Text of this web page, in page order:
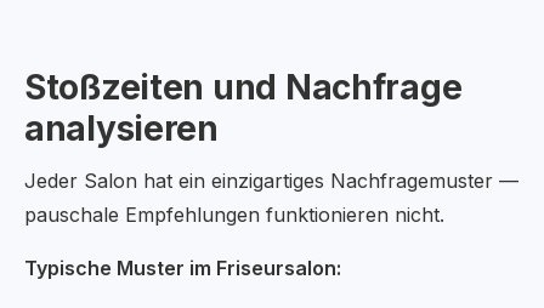
Stoßzeiten und Nachfrage
analysieren
Jeder Salon hat ein einzigartiges Nachfragemuster —
pauschale Empfehlungen funktionieren nicht.
Typische Muster im Friseursalon: